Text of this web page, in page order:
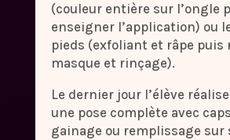
(couleur entière sur l’ongle
enseigner l’application) ou
pieds (exfoliant et râpe puis
masque et rinçage).
Le dernier jour l’élève
une pose complète avec
gainage ou remplissage sur